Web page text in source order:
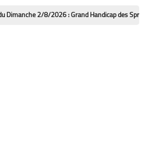
: Grand Handicap des Sprinters à Deauville